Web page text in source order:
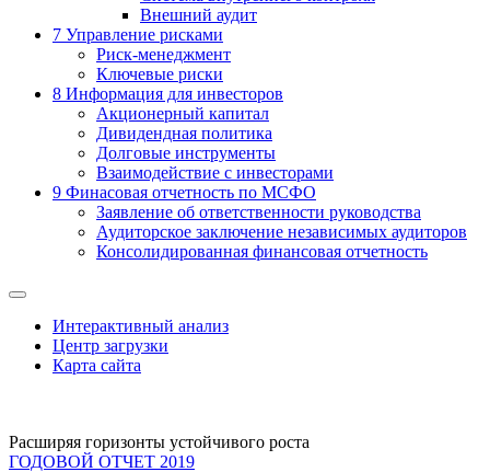
Внешний аудит
7 Управление рисками
Риск-менеджмент
Ключевые риски
8 Информация для инвесторов
Акционерный капитал
Дивидендная политика
Долговые инструменты
Взаимодействие с инвеcторами
9 Финасовая отчетность по МСФО
Заявление об ответственности руководства
Аудиторское заключение независимых аудиторов
Консолидированная финансовая отчетность
Интерактивный анализ
Центр загрузки
Карта сайта
Расширяя горизонты устойчивого роста
ГОДОВОЙ ОТЧЕТ 2019